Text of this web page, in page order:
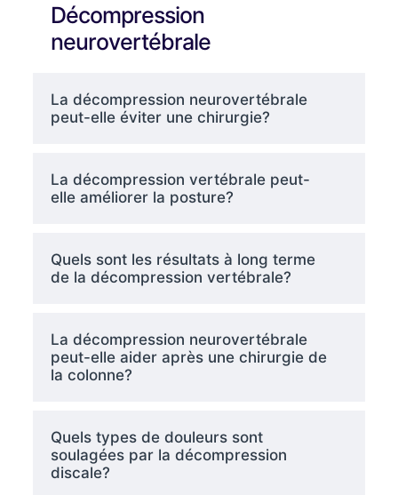
Décompression
neurovertébrale
La décompression neurovertébrale
peut-elle éviter une chirurgie?
La décompression vertébrale peut-
elle améliorer la posture?
Quels sont les résultats à long terme
de la décompression vertébrale?
La décompression neurovertébrale
peut-elle aider après une chirurgie de
la colonne?
Quels types de douleurs sont
soulagées par la décompression
discale?